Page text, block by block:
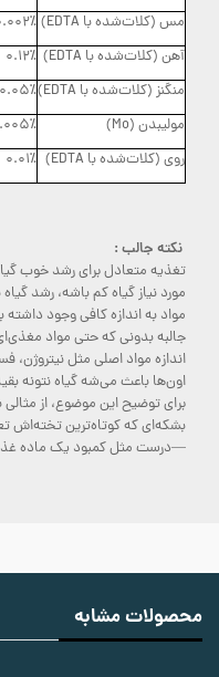
مس (کلات‌شده با EDTA)
آهن (کلات‌شده با EDTA)
۰.۱۲٪
منگنز (کلات‌شده با EDTA)
۰.۰۵٪
مولیبدن (Mo)
روی (کلات‌شده با EDTA)
۰.۰۱٪
نکته جالب :
تغذیه متعادل برای رشد خوب
مورد نیاز گیاه کم باشه، رشد
مواد به اندازه کافی وجود داشته
جالبه بدونی که حتی مواد
اندازه مواد اصلی مثل
اون‌ها باعث می‌شه گیاه نتونه
برای توضیح این موضوع، از
بشکه‌ای که کوتاه‌ترین تخته‌اش
—درست مثل کمبود یک ماده
محصولات مشابه